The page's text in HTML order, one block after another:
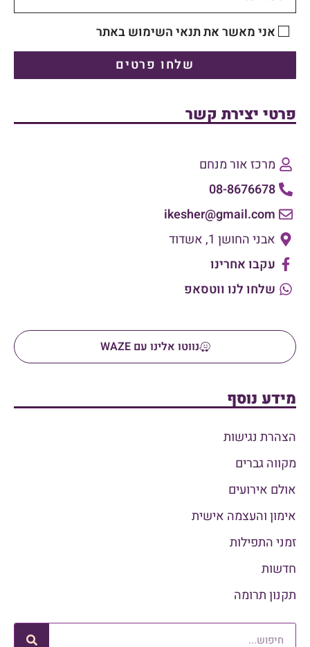
אני מאשר את תנאי השימוש באתר
שלחו פרטים
פרטי יצירת קשר
מרכז אור מנחם
08-8676678
ikesher@gmail.com
אבני החושן 1, אשדוד
עקבו אחרינו
שלחו לנו ווטסאפ
נווטו אלינו עם WAZE
מידע נוסף
הצהרת נגישות
מקווה גברים
אולם אירועים
אימון והעצמה אישית
זמני התפילות
חדשות
תקנון תרומה